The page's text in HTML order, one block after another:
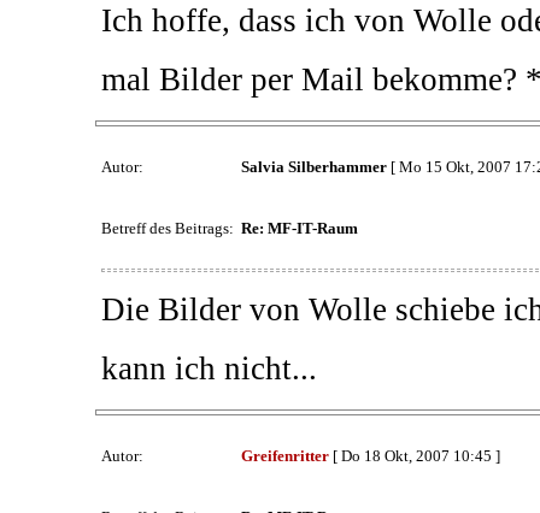
Ich hoffe, dass ich von Wolle
mal Bilder per Mail bekomme?
Autor: Salvia Silberhammer[ Mo 15 Okt, 2007
Betreff des Beitrags: Re: MF-IT-Raum
Die Bilder von Wolle schiebe
kann ich nicht...
Autor: Greifenritter[ Do 18 Okt, 2007 10:45 ]